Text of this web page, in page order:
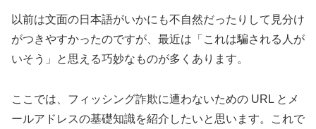
以前は文面の日本語がいかにも不自然だったりして見分け
がつきやすかったのですが、最近は「これは騙される人が
いそう」と思える巧妙なものが多くあります。
ここでは、フィッシング詐欺に遭わないための URL とメ
ールアドレスの基礎知識を紹介したいと思います。これで